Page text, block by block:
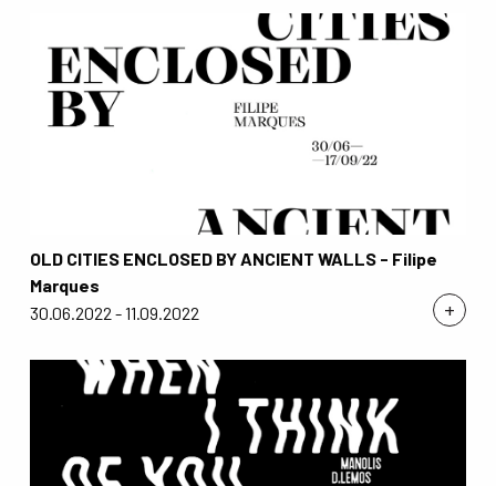
+
OLD CITIES ENCLOSED BY ANCIENT WALLS - Filipe
Marques
30.06.2022 - 11.09.2022